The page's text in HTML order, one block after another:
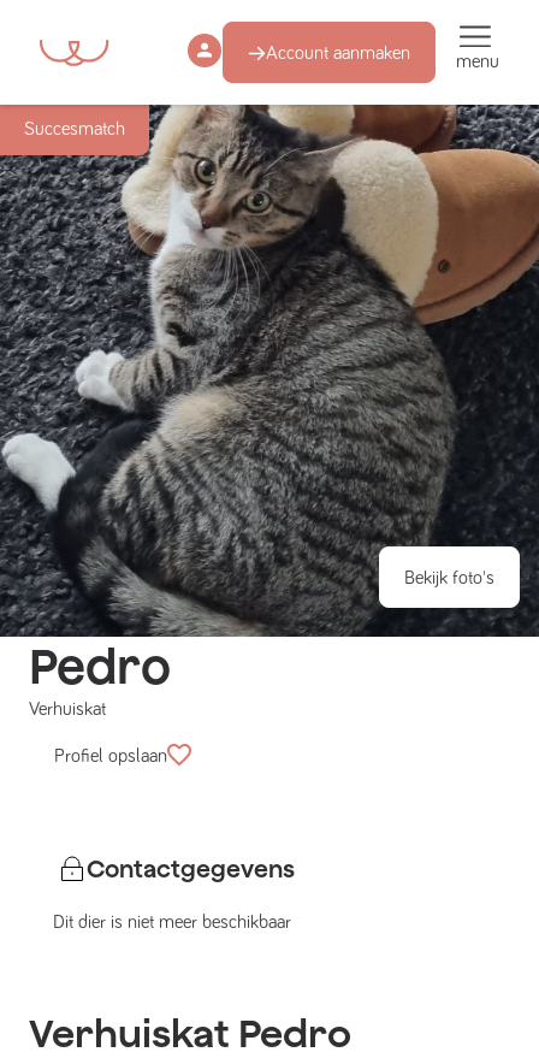
Account aanmaken menu
Succesmatch
Bekijk foto's
Pedro
Verhuiskat
Profiel opslaan
Contactgegevens
Dit dier is niet meer beschikbaar
Verhuiskat Pedro